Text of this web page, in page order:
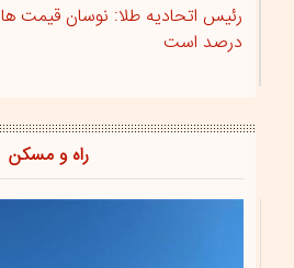
رئیس اتحادیه طلا: نوسان قیمت ها
درصد است
راه و مسکن